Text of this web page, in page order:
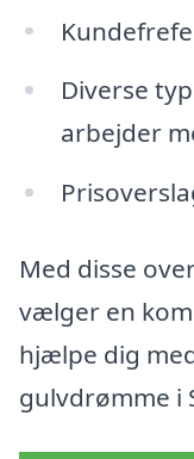
Diverse
arbejder
Med disse
vælger en
hjælpe dig
gulvdrømme i